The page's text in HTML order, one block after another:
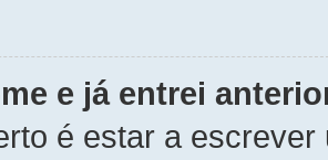
e já entrei
é estar a